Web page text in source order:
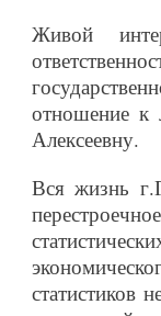
Живой
отношение к
Алексеевну.
Вся жизнь
статистиков